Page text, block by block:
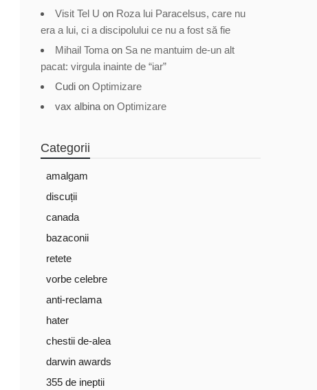
Visit Tel U on Roza lui Paracelsus, care nu
era a lui, ci a discipolului ce nu a fost să fie
Mihail Toma on Sa ne mantuim de-un alt
pacat: virgula inainte de “iar”
Cudi on Optimizare
vax albina on Optimizare
Categorii
amalgam
discuții
canada
bazaconii
retete
vorbe celebre
anti-reclama
hater
chestii de-alea
darwin awards
355 de ineptii